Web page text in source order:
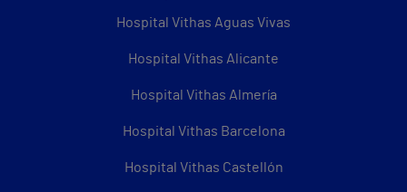
Hospital Vithas Aguas Vivas
Hospital Vithas Alicante
Hospital Vithas Almería
Hospital Vithas Barcelona
Hospital Vithas Castellón